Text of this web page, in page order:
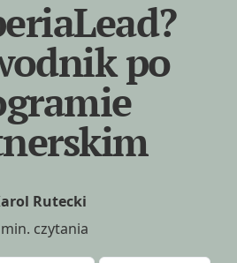
po
Rutecki
czytania